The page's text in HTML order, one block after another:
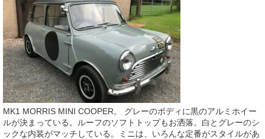
MK1 MORRIS MINI COOPER。 グレーのボディに黒のアルミホイー
ルが決まっている。ルーフのソフトトップもお洒落。白とグレーのシ
ックな内装がマッチしている。ミニは、いろんな定番がスタイルがあ